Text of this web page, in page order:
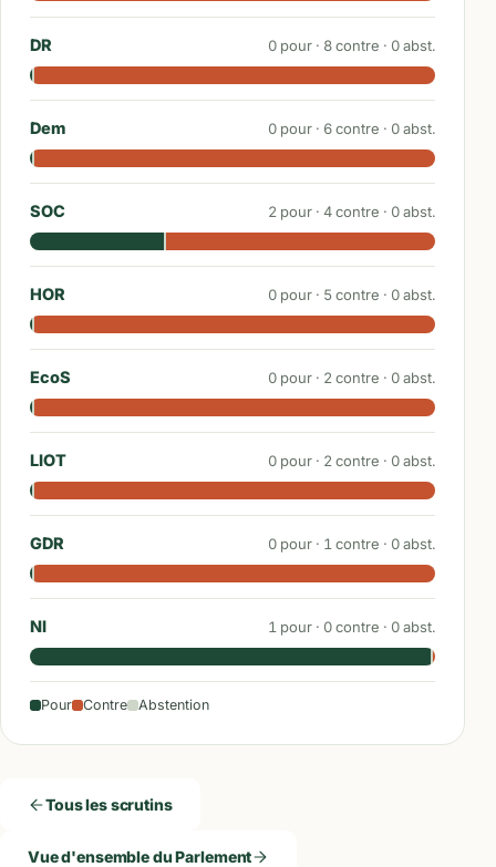
DR 0 pour · 8contre · 0abst.
Dem 0 pour · 6contre · 0abst.
SOC 2 pour · 4contre · 0abst.
HOR 0 pour · 5contre · 0abst.
EcoS 0 pour · 2 contre · 0abst.
LIOT 0 pour · 2 contre · 0abst.
GDR 0 pour · 1 contre · 0abst.
NI 1 pour · 0contre · 0abst.
Pour Contre Abstention
Tous les scrutins
Vue d'ensemble du Parlement